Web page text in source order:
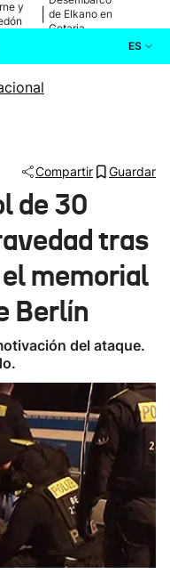
y
de Elkano en
Getaria
ES
Compartir Guardar
de 30
tras
memorial
Berlín
del ataque.